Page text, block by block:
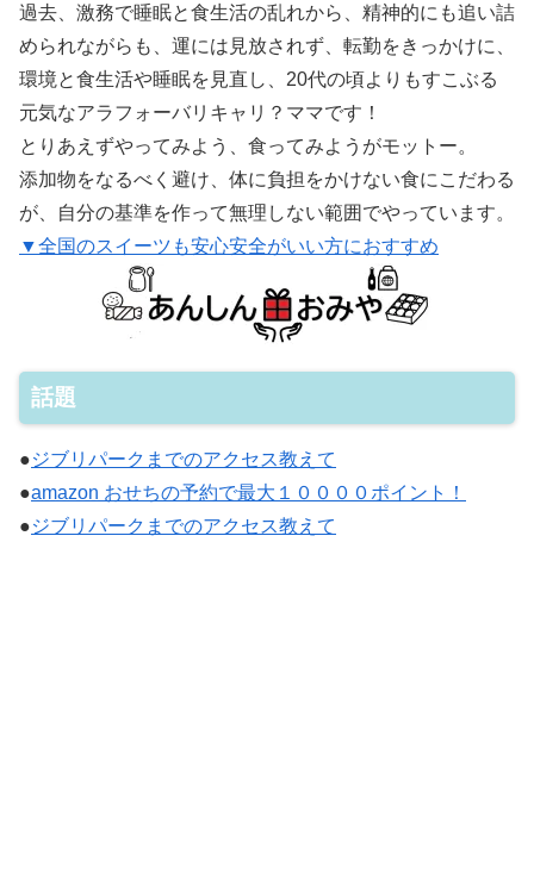
過去、激務で睡眠と食生活の乱れから、精神的にも追い詰
められながらも、運には見放されず、転勤をきっかけに、
環境と食生活や睡眠を見直し、20代の頃よりもすこぶる
元気なアラフォーバリキャリ？ママです！
とりあえずやってみよう、食ってみようがモットー。
添加物をなるべく避け、体に負担をかけない食にこだわる
が、自分の基準を作って無理しない範囲でやっています。
▼全国のスイーツも安心安全がいい方におすすめ
話題
●ジブリパークまでのアクセス教えて
●amazon おせちの予約で最大１００００ポイント！
●ジブリパークまでのアクセス教えて